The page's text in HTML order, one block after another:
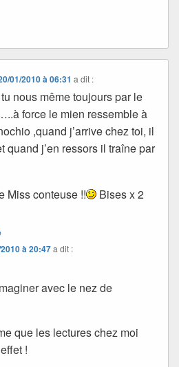
01/2010 à 06:31 a dit :
nous même toujours par le
force le mien ressemble à
,quand j’arrive chez toi, il
quand j’en ressors il traîne par
Miss conteuse !!
Bises x 2
à 20:47a dit :
avec le nez de
que les lectures chez moi
!